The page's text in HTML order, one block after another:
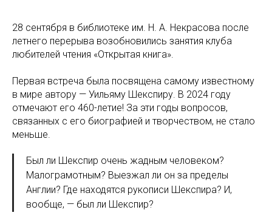
28 сентября в библиотеке им. Н. А. Некрасова после
летнего перерыва возобновились занятия клуба
любителей чтения «Открытая книга».
Первая встреча была посвящена самому известному
в мире автору — Уильяму Шекспиру. В 2024 году
отмечают его 460-летие! За эти годы вопросов,
связанных с его биографией и творчеством, не стало
меньше.
Был ли Шекспир очень жадным человеком?
Малограмотным? Выезжал ли он за пределы
Англии? Где находятся рукописи Шекспира? И,
вообще, — был ли Шекспир?